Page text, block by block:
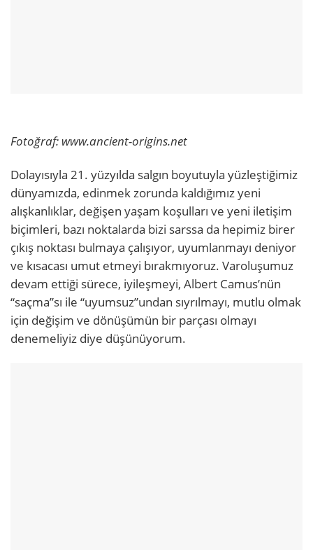
Fotoğraf: www.ancient-origins.net
Dolayısıyla 21. yüzyılda salgın boyutuyla yüzleştiğimiz
dünyamızda, edinmek zorunda kaldığımız yeni
alışkanlıklar, değişen yaşam koşulları ve yeni iletişim
biçimleri, bazı noktalarda bizi sarssa da hepimiz birer
çıkış noktası bulmaya çalışıyor, uyumlanmayı deniyor
ve kısacası umut etmeyi bırakmıyoruz. Varoluşumuz
devam ettiği sürece, iyileşmeyi, Albert Camus’nün
“saçma”sı ile “uyumsuz”undan sıyrılmayı, mutlu olmak
için değişim ve dönüşümün bir parçası olmayı
denemeliyiz diye düşünüyorum.